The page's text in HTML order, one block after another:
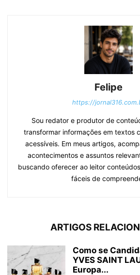
Felipe
https://
Sou redator e produtor de
transformar informações em textos
acessíveis. Em meus artigos,
acontecimentos e assuntos
buscando oferecer ao leitor
fáceis de
ARTIGOS
Como se
YVES SAINT
Europa...